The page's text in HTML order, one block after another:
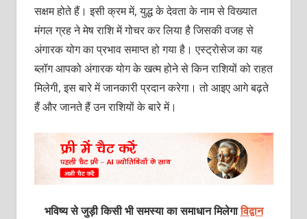
सक्षम होते हैं। इसी क्रम में, युद्ध के देवता के नाम से विख्यात
मंगल ग्रह ने मेष राशि में गोचर कर लिया है जिसकी वजह से
अंगारक योग का प्रभाव समाप्त हो गया है। एस्ट्रोसेज का यह
ब्लॉग आपको अंगारक योग के खत्म होने से किन राशियों को राहत
मिलेगी, इस बारे में जानकारी प्रदान करेगा। तो आइए आगे बढ़ते
हैं और जानते हैं उन राशियों के बारे में।
भविष्य से जुड़ी किसी भी समस्या का समाधान मिलेगाविद्वान